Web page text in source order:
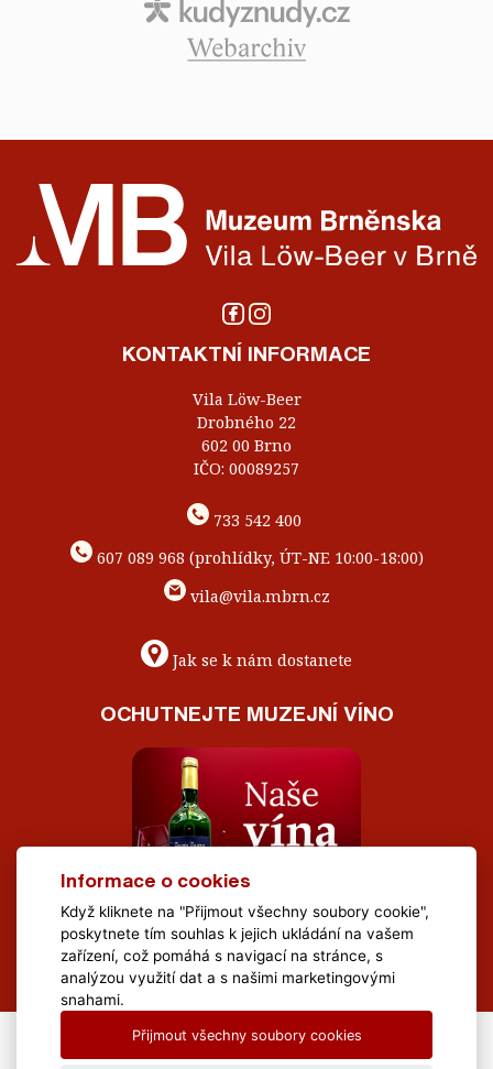
KONTAKTNÍ INFORMACE
Vila Löw-Beer
Drobného 22
602 00 Brno
IČO: 00089257
733 542 400
607 089 968 (prohlídky, ÚT-NE 10:00-18:00)
vila@vila.mbrn.cz
Jak se k nám dostanete
OCHUTNEJTE MUZEJNÍ VÍNO
All Rights Reserved Muzeum Brněnska © 2020, Webdesign by
Informace o cookies
Když kliknete na "Přijmout všechny soubory cookie",
poskytnete tím souhlas k jejich ukládání na vašem
zařízení, což pomáhá s navigací na stránce, s
analýzou využití dat a s našimi marketingovými
snahami.
Přijmout všechny soubory cookies